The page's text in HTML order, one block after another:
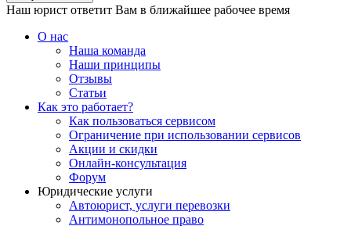
Наш юрист ответит Вам в ближайшее рабочее время
О нас
Наша команда
Наши принципы
Отзывы
Статьи
Как это работает?
Как пользоваться сервисом
Ограничение при использовании сервисов
Акции и скидки
Онлайн-консультация
Форум
Юридические услуги
Автоюрист, услуги перевозки
Антимонопольное право